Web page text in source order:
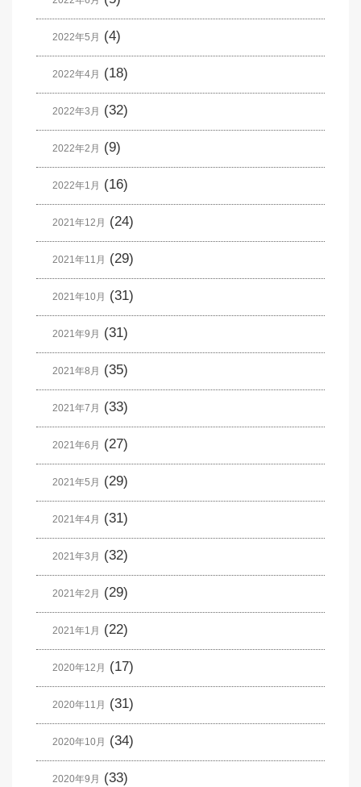
2022年5月 (4)
2022年4月 (18)
2022年3月 (32)
2022年2月 (9)
2022年1月 (16)
2021年12月 (24)
2021年11月 (29)
2021年10月 (31)
2021年9月 (31)
2021年8月 (35)
2021年7月 (33)
2021年6月 (27)
2021年5月 (29)
2021年4月 (31)
2021年3月 (32)
2021年2月 (29)
2021年1月 (22)
2020年12月 (17)
2020年11月 (31)
2020年10月 (34)
2020年9月 (33)